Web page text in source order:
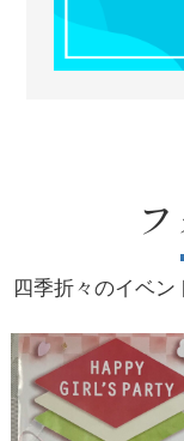
四季折々のイベン